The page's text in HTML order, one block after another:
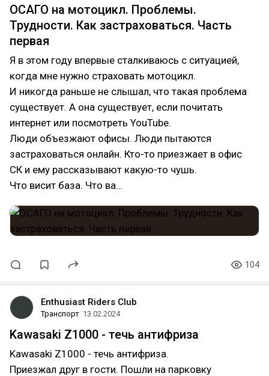
ОСАГО на мотоцикл. Проблемы.
Трудности. Как застраховаться. Часть
первая
Я в этом году впервые сталкиваюсь с ситуацией,
когда мне нужно страховать мотоцикл.
И никогда раньше не слышал, что такая проблема
существует. А она существует, если почитать
интернет или посмотреть YouTube.
Люди объезжают офисы. Люди пытаются
застраховаться онлайн. Кто-то приезжает в офис
СК и ему рассказывают какую-то чушь.
Что висит база. Что ва…
104
Enthusiast Riders Club
Транспорт 13.02.2024
Kawasaki Z1000 - течь антифриза
Kawasaki Z1000 - течь антифриза.
Приезжал друг в гости. Пошли на парковку